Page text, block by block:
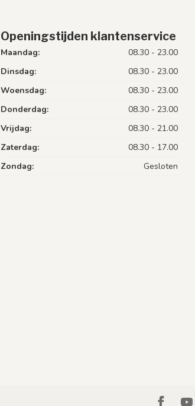
Openingstijden klantenservice
Maandag:
08.30 - 23.00
Dinsdag:
08.30 - 23.00
Woensdag:
08.30 - 23.00
Donderdag:
08.30 - 23.00
Vrijdag:
08.30 - 21.00
Zaterdag:
08.30 - 17.00
Zondag:
Gesloten